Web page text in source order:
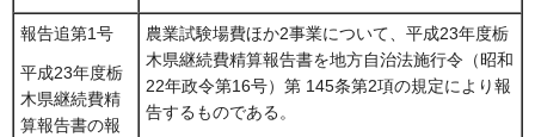
報告追第1号
平成23年度栃
木県継続費精
算報告書の報
農業試験場費ほか2事業について、平成23年度栃
木県継続費精算報告書を地方自治法施行令（昭和
22年政令第16号）第 145条第2項の規定により報
告するものである。